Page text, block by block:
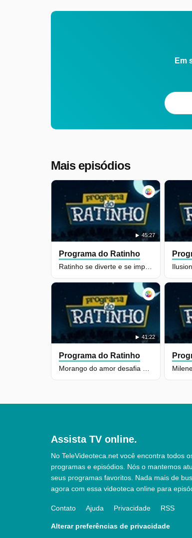
Em
Mais episódios
45:27
Programa do Ratinho
41:22
Programa do Ratinho
Assista TV online.
No TeleVideoteca.net você encontra todos
programas e episódios. Nós o mantemos
seus programas favoritos. Nada mais de
agora com essa videoteca online para
Contato Ajuda Privacidade RSS
Alterar preferências de privacidade